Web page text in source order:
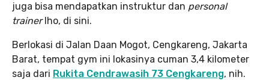
juga bisa mendapatkan instruktur dan personal
trainerlho, di sini.
Berlokasi di Jalan Daan Mogot, Cengkareng, Jakarta
Barat, tempat gym ini lokasinya cuman 3,4 kilometer
saja dari Rukita Cendrawasih 73 Cengkareng, nih.